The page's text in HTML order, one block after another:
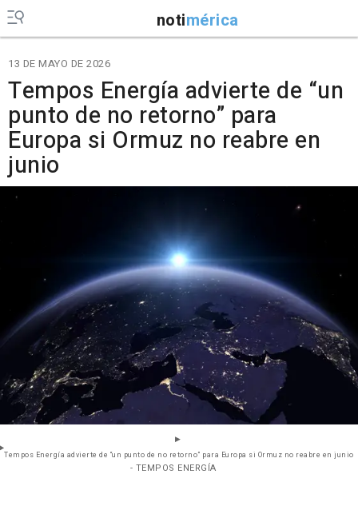
notimérica
13 DE MAYO DE 2026
Tempos Energía advierte de “un
punto de no retorno” para
Europa si Ormuz no reabre en
junio
Tempos Energía advierte de “un punto de no retorno” para Europa si Ormuz no reabre en junio
- TEMPOS ENERGÍA